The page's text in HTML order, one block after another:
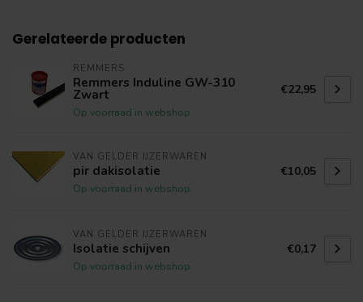
Gerelateerde producten
REMMERS
Remmers Induline GW-310
Zwart
Op voorraad in webshop
€22,95
VAN GELDER IJZERWAREN
pir dakisolatie
Op voorraad in webshop
€10,05
VAN GELDER IJZERWAREN
Isolatie schijven
Op voorraad in webshop
€0,17